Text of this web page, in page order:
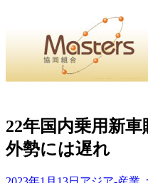
せ・
・Home・ ・理 念・
協同組合Masters／
22年国内乗用新
外勢には遅れ